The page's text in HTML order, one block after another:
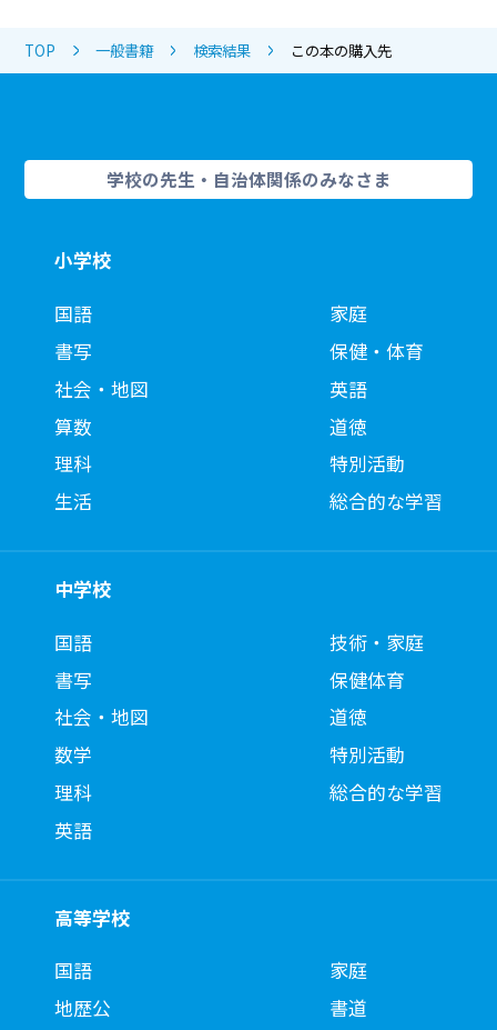
TOP 一般書籍 検索結果 この本の購入先
学校の先生・自治体関係のみなさま
小学校
国語
書写
社会・地図
算数
理科
生活
家庭
保健・体育
英語
道徳
特別活動
総合的な学習
中学校
国語
書写
社会・地図
数学
理科
英語
技術・家庭
保健体育
道徳
特別活動
総合的な学習
高等学校
国語
地歴公
家庭
書道